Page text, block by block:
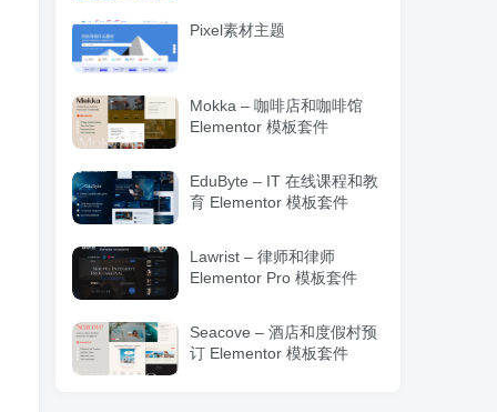
Pixel素材主题
Mokka – 咖啡店和咖啡馆
Elementor 模板套件
EduByte – IT 在线课程和教
育 Elementor 模板套件
Lawrist – 律师和律师
Elementor Pro 模板套件
Seacove – 酒店和度假村预
订 Elementor 模板套件